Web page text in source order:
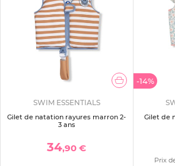
SWIM ESSENTIALS
Gilet de natation rayures marron 2-
3 ans
34,90 €
-14%
Gilet de
Prix